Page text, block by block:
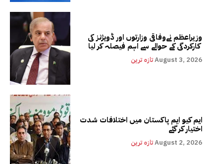
وزیراعظم نےوفاقی وزارتوں اور ڈویژنز کی
کارکردگی کے حوالے سے اہم فیصلہ کر لیا
تازہ ترینAugust 3, 2026
ایم کیو ایم پاکستان میں اختلافات شدت
اختیار کر گئے
تازہ ترینAugust 2, 2026